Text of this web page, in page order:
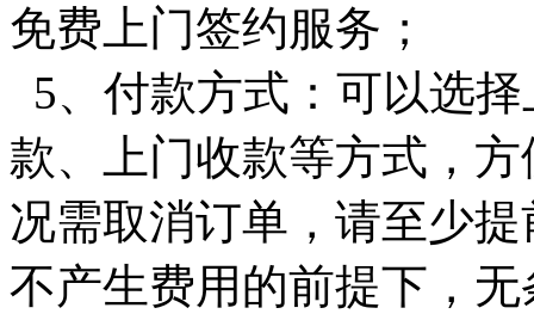
免费上门签约服务；
5、付款方式：可以选
款、上门收款等方式，
况需取消订单，请至少
不产生费用的前提下，